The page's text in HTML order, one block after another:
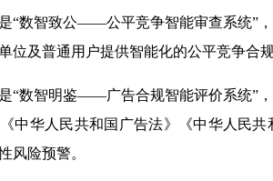
智致公——公平竞争智能审查系统”，
位及普通用户提供智能化的公平竞争合
智明鉴——广告合规智能评价系统”，
中华人民共和国广告法》《中华人民
风险预警。